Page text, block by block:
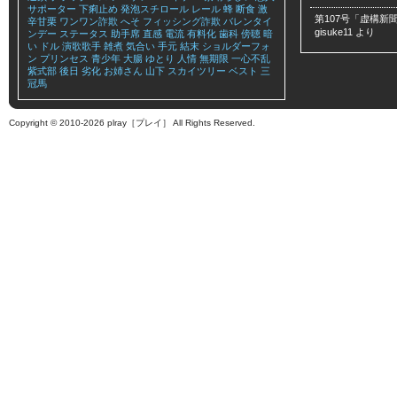
サポーター 下痢止め 発泡スチロール レール 蜂 断食 激
辛甘栗 ワンワン詐欺 へそ フィッシング詐欺 バレンタイ
ンデー ステータス 助手席 直感 電流 有料化 歯科 傍聴 暗
い ドル 演歌歌手 雑煮 気合い 手元 結末 ショルダーフォ
ン プリンセス 青少年 大腸 ゆとり 人情 無期限 一心不乱
紫式部 後日 劣化 お姉さん 山下 スカイツリー ベスト 三
冠馬
第107号「虚構新
gisuke11 より
Copyright © 2010-2026 plray［プレイ］ All Rights Reserved.